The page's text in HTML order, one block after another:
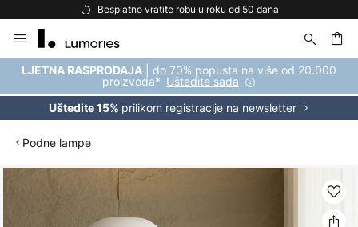
Besplatno vratite robu u roku od 50 dana
to
Content
LJETNA RASPRODAJA | do 70% popusta na više od 20.000
proizvoda* Uštedite sada
Uštedite 15% prilikom registracije na newsletter
Podne lampe
Skip
the